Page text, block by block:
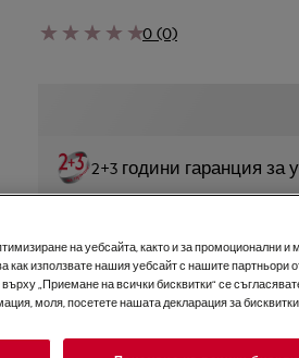
0 (0)
2+3 години гаранция за
на уебсайта, както и за промоционални и
използвате нашия уебсайт с нашите партньори
„Приемане на всички бисквитки“ се
моля, посетете нашата декларация за бисквитки.